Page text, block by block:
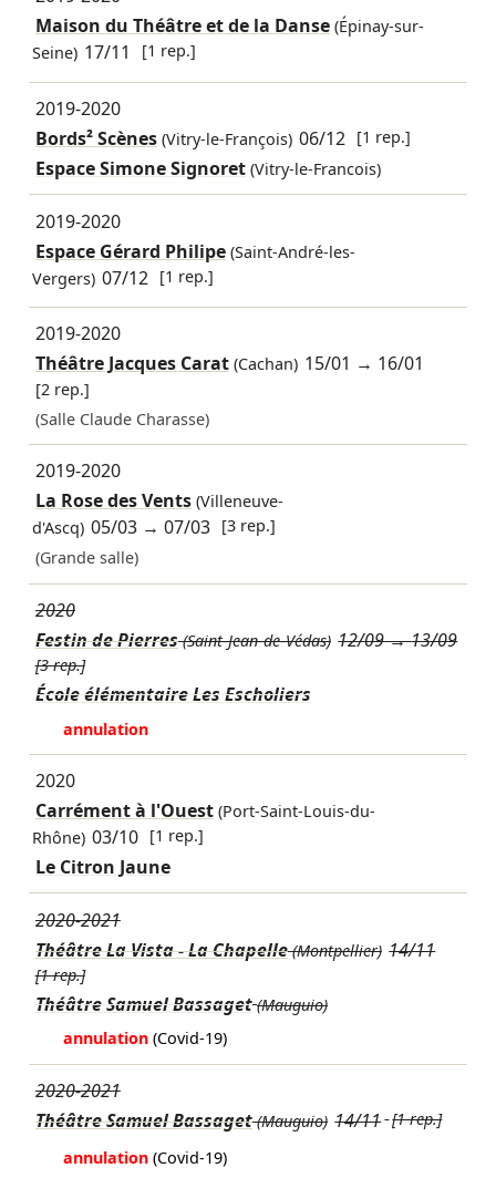
Maison du Théâtre et de la Danse(Épinay-sur-
Seine) 17/11 [1 rep.]
2019-2020
Bords² Scènes(Vitry-le-François) 06/12 [1 rep.]
Espace Simone Signoret (Vitry-le-Francois)
2019-2020
Espace Gérard Philipe(Saint-André-les-
Vergers) 07/12 [1 rep.]
2019-2020
Théâtre Jacques Carat(Cachan) 15/01 → 16/01
[2 rep.]
(Salle Claude Charasse)
2019-2020
La Rose des Vents(Villeneuve-
d'Ascq) 05/03 →07/03 [3 rep.]
(Grande salle)
2020
Festin de Pierres(Saint-Jean-de-Védas) 12/09→13/09
[3 rep.]
École élémentaire Les Escholiers
annulation
2020
Carrément à l'Ouest(Port-Saint-Louis-du-
Rhône) 03/10 [1 rep.]
Le Citron Jaune
2020-2021
Théâtre La Vista - La Chapelle(Montpellier) 14/11
[1 rep.]
Théâtre Samuel Bassaget (Mauguio)
annulation (Covid-19)
2020-2021
Théâtre Samuel Bassaget(Mauguio) 14/11 [1 rep.]
annulation (Covid-19)